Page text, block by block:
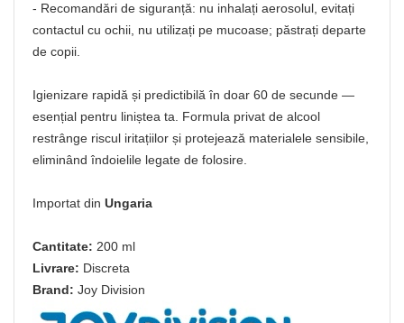
- Recomandări de siguranță: nu inhalați aerosolul, evitați
contactul cu ochii, nu utilizați pe mucoase; păstrați departe
de copii.
Igienizare rapidă și predictibilă în doar 60 de secunde —
esențial pentru liniștea ta. Formula privat de alcool
restrânge riscul iritațiilor și protejează materialele sensibile,
eliminând îndoielile legate de folosire.
Importat din Ungaria
Cantitate: 200 ml
Livrare: Discreta
Brand: Joy Division